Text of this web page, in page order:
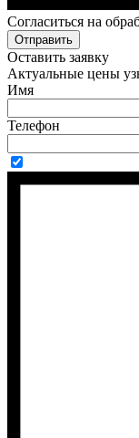
Cогласиться на
Отправить
Оставить заявку
Актуальные цены
Имя
Телефон